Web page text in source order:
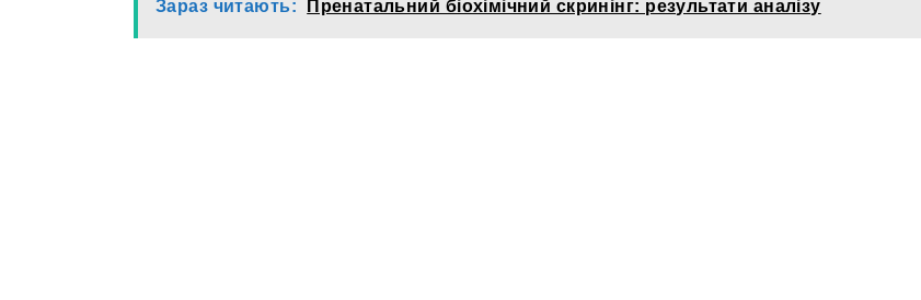
Зараз читають: Пренатальний біохімічний скринінг: результати аналізу